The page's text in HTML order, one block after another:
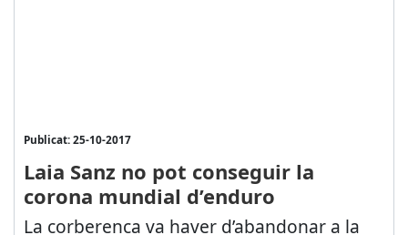
Publicat: 25-10-2017
Laia Sanz no pot conseguir la
corona mundial d’enduro
La corberenca va haver d’abandonar a la